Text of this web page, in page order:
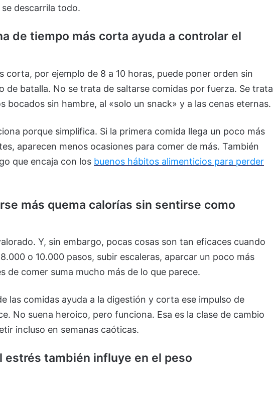
descarrila todo.
de tiempo más corta ayuda a controlar el
corta, por ejemplo de 8 a 10 horas, puede poner orden sin
de batalla. No se trata de saltarse comidas por fuerza. Se trata
bocados sin hambre, al «solo un snack» y a las cenas eternas.
porque simplifica. Si la primera comida llega un poco más
aparecen menos ocasiones para comer de más. También
que encaja con los buenos hábitos alimenticios para perder
más quema calorías sin sentirse como
Y, sin embargo, pocas cosas son tan eficaces cuando
o 10.000 pasos, subir escaleras, aparcar un poco más
de comer suma mucho más de lo que parece.
las comidas ayuda a la digestión y corta ese impulso de
No suena heroico, pero funciona. Esa es la clase de cambio
incluso en semanas caóticas.
estrés también influye en el peso